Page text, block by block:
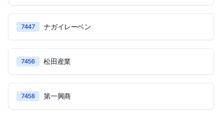
7447 ナガイレーベン
7456 松田産業
7458 第一興商